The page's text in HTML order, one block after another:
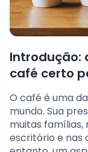
Introdução:
café certo
O café é uma
mundo. Sua
muitas famílias,
escritório e nas